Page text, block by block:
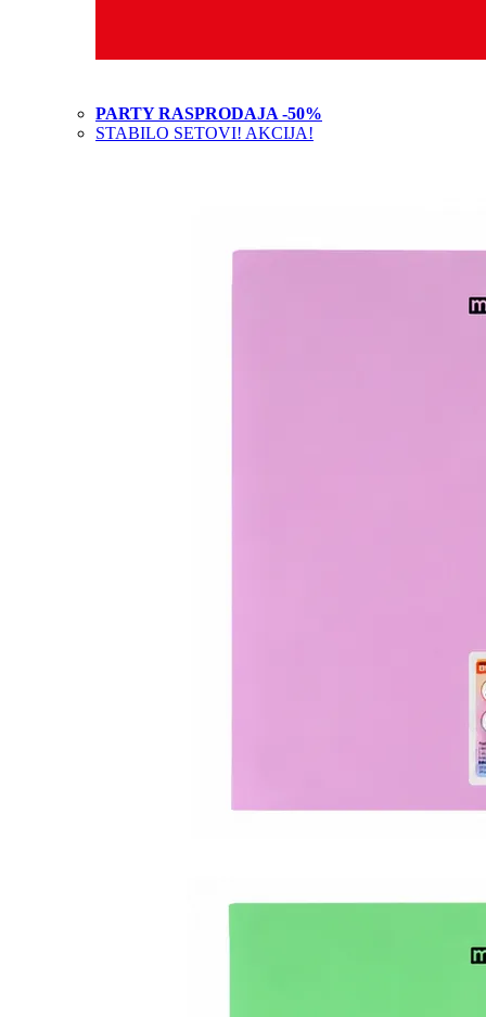
PARTY RASPRODAJA -50%
STABILO SETOVI! AKCIJA!